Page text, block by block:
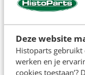
Deze website
Histoparts gebruikt
werken en je
cookies toestaan’?
Specificaties
Artikelnummer
OEM: